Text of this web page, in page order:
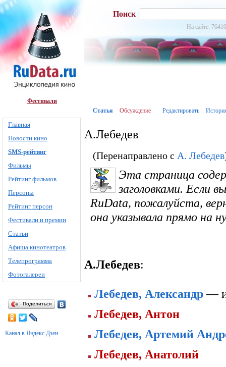
Фестивали
Главная
Новости кино
SMS-рейтинг
Фильмы
Рейтинг фильмов
Персоны
Рейтинг персон
Фестивали и премии
Статьи
Афиша кинотеатров
Телепрограмма
Фотогалереи
Поделиться
Канал в Яндекс.Дзен
Поиск
На сайте:
Статья Обсуждение Редактировать
А.Лебедев
(Перенаправлено с А. Лебедев
Эта страница
заголовками. Если
RuData, пожалуйста,
она указывала прямо на
А.Лебедев:
Лебедев, Александр—
Лебедев, Антон
Лебедев, Артемий
Лебедев, Анатолий